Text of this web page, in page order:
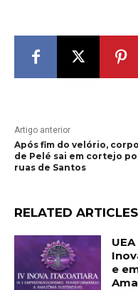
Artigo anterior
Após fim do velório, corpo
de Pelé sai em cortejo
ruas de Santos
RELATED ARTICLES
e